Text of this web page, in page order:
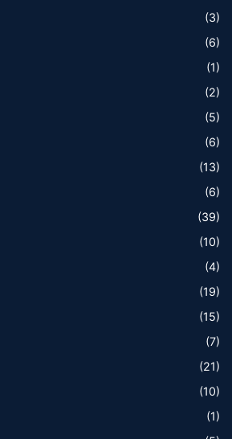
(3)
(6)
(1)
(2)
(5)
(6)
(13)
(6)
(39)
(10)
(4)
(19)
(15)
(7)
(21)
(10)
(1)